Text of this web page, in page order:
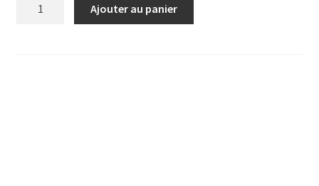
Ajouter au panier